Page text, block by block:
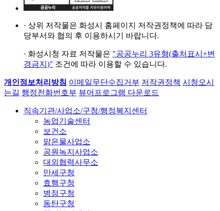
· 상위 저작물은 화성시 홈페이지 저작권정책에 따라 담
당부서와 협의 후 이용하시기 바랍니다.
· 화성시청 자료 저작물은 "공공누리 3유형(출처표시+변
경금지)" 조건에 따라 이용할 수 있습니다.
개인정보처리방침 이메일무단수집거부 저작권정책 시청오시
는길 행정전화번호부 뷰어프로그램 다운로드
직속기관/사업소/구청/행정복지센터
농업기술센터
보건소
맑은물사업소
공원녹지사업소
대외협력사무소
만세구청
효행구청
병점구청
동탄구청